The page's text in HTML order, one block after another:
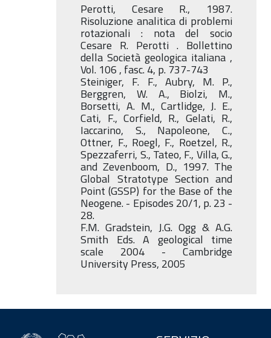
Perotti, Cesare R., 1987.
Risoluzione analitica di problemi
rotazionali : nota del socio
Cesare R. Perotti . Bollettino
della Società geologica italiana ,
Vol. 106 , fasc. 4, p. 737-743
Steiniger, F. F., Aubry, M. P.,
Berggren, W. A., Biolzi, M.,
Borsetti, A. M., Cartlidge, J. E.,
Cati, F., Corfield, R., Gelati, R.,
Iaccarino, S., Napoleone, C.,
Ottner, F., Roegl, F., Roetzel, R.,
Spezzaferri, S., Tateo, F., Villa, G.,
and Zevenboom, D., 1997. The
Global Stratotype Section and
Point (GSSP) for the Base of the
Neogene. - Episodes 20/1, p. 23 -
28.
F.M. Gradstein, J.G. Ogg & A.G.
Smith Eds. A geological time
scale 2004 - Cambridge
University Press, 2005